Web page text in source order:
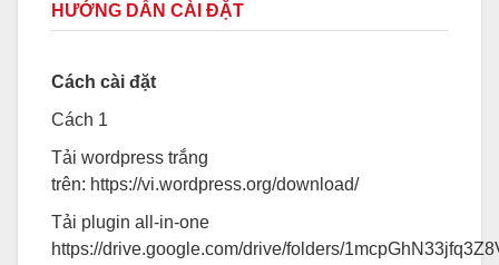
HƯỚNG DẪN CÀI ĐẶT
Cách cài đặt
Cách 1
Tải wordpress trắng
trên: https://vi.wordpress.org/download/
Tải plugin all-in-one
https://drive.google.com/drive/folders/